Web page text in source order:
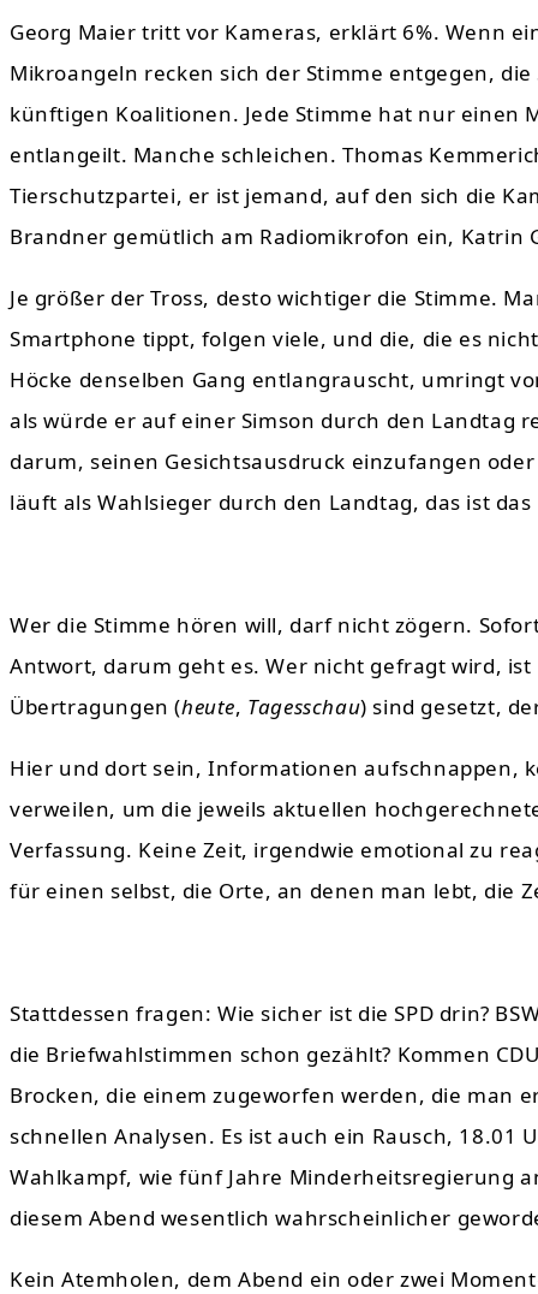
Georg Maier tritt vor Kameras, erklärt 6%. Wenn
Mikroangeln recken sich der Stimme entgegen,
künftigen Koalitionen. Jede Stimme hat nur einen
entlangeilt. Manche schleichen. Thomas
Tierschutzpartei, er ist jemand, auf den sich die
Brandner gemütlich am Radiomikrofon ein, Katrin
Je größer der Tross, desto wichtiger die Stimme.
Smartphone tippt, folgen viele, und die, die es
Höcke denselben Gang entlangrauscht, umringt
als würde er auf einer Simson durch den Landtag
darum, seinen Gesichtsausdruck einzufangen
läuft als Wahlsieger durch den Landtag, das ist
Wer die Stimme hören will, darf nicht zögern.
Antwort, darum geht es. Wer nicht gefragt wird,
Übertragungen (heute, Tagesschau) sind gesetzt,
Hier und dort sein, Informationen aufschnappen,
verweilen, um die jeweils aktuellen
Verfassung. Keine Zeit, irgendwie emotional zu
für einen selbst, die Orte, an denen man lebt, die
Stattdessen fragen: Wie sicher ist die SPD drin?
die Briefwahlstimmen schon gezählt? Kommen
Brocken, die einem zugeworfen werden, die man
schnellen Analysen. Es ist auch ein Rausch, 18.01
Wahlkampf, wie fünf Jahre Minderheitsregierung
diesem Abend wesentlich wahrscheinlicher
Kein Atemholen, dem Abend ein oder zwei